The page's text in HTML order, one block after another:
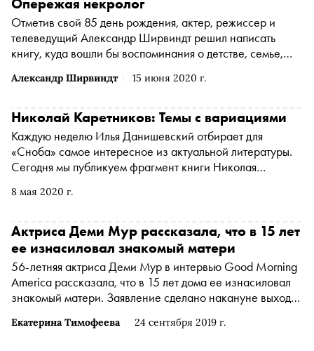
Александр Ширвиндт 15 июня 2020 г.
Отметив свой 85 день рождения, актер, режиссер и
телеведущий Александр Ширвиндт решил написать
книгу, куда вошли бы воспоминания о детстве, семье,
«Опережая некролог» (издательство «Колибри»),
«Сноб» публикует некоторые главы
8 мая 2020 г.
Николай Каретников: Темы с вариациями
Каждую неделю Илья Данишевский отбирает для
«Сноба» самое интересное из актуальной литературы.
Сегодня мы публикуем фрагмент книги Николая
Каретников — один из самых ярких представителей
продолжатель традиции православной духовной музыки
Екатерина Тимофеева 24 сентября 2019 г.
Актриса Деми Мур рассказала, что в 15 лет
ее изнасиловал знакомый матери
56-летняя актриса Деми Мур в интервью Good Morning
America рассказала, что в 15 лет дома ее изнасиловал
знакомый матери. Заявление сделано накануне выхода